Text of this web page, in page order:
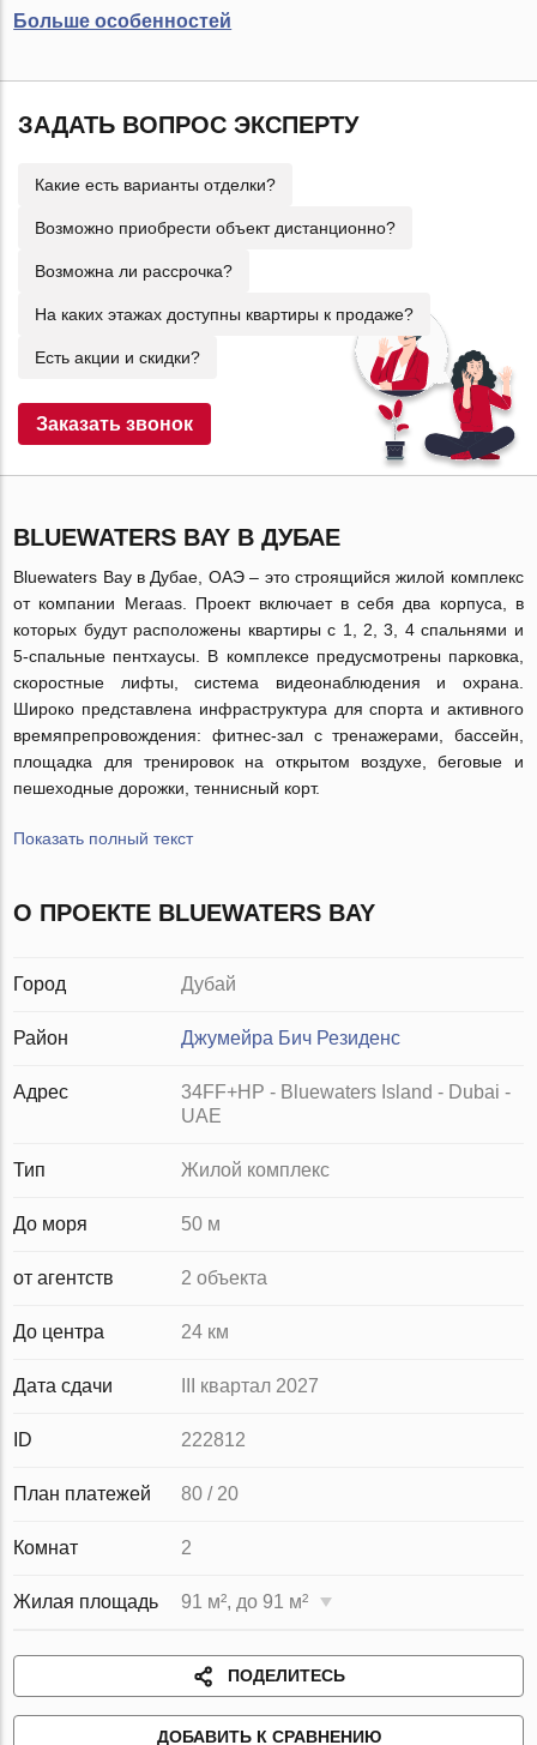
Больше особенностей
ЗАДАТЬ ВОПРОС ЭКСПЕРТУ
Какие есть варианты отделки?
Возможно приобрести объект дистанционно?
Возможна ли рассрочка?
На каких этажах доступны квартиры к продаже?
Есть акции и скидки?
Заказать звонок
BLUEWATERS BAY В ДУБАЕ
Bluewaters Bay в Дубае, ОАЭ – это строящийся жилой комплекс
от компании Meraas. Проект включает в себя два корпуса, в
которых будут расположены квартиры с 1, 2, 3, 4 спальнями и
5-спальные пентхаусы. В комплексе предусмотрены парковка,
скоростные лифты, система видеонаблюдения и охрана.
Широко представлена инфраструктура для спорта и активного
времяпрепровождения: фитнес-зал с тренажерами, бассейн,
площадка для тренировок на открытом воздухе, беговые и
пешеходные дорожки, теннисный корт.
Показать полный текст
О ПРОЕКТЕ BLUEWATERS BAY
Город Дубай
Район Джумейра Бич Резиденс
Адрес
34FF+HP - Bluewaters Island - Dubai -
UAE
Тип Жилой комплекс
До моря 50 м
от агентств 2 объекта
До центра 24 км
Дата сдачи III квартал 2027
ID 222812
План платежей 80 / 20
Комнат 2
Жилая площадь 91 м², до 91 м²
ПОДЕЛИТЕСЬ
ДОБАВИТЬ К СРАВНЕНИЮ